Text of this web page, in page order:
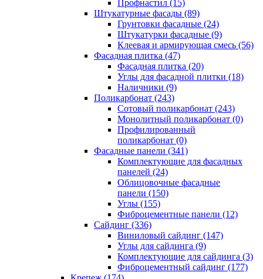
Профнастил (15)
Штукатурные фасады (89)
Грунтовки фасадные (24)
Штукатурки фасадные (9)
Клеевая и армирующая смесь (56)
Фасадная плитка (47)
Фасадная плитка (20)
Углы для фасадной плитки (18)
Наличники (9)
Поликарбонат (243)
Сотовый поликарбонат (243)
Монолитный поликарбонат (0)
Профилированный
поликарбонат (0)
Фасадные панели (341)
Комплектующие для фасадных
панелей (24)
Облицовочные фасадные
панели (150)
Углы (155)
Фиброцементные панели (12)
Сайдинг (336)
Виниловый сайдинг (147)
Углы для сайдинга (9)
Комплектующие для сайдинга (3)
Фиброцементный сайдинг (177)